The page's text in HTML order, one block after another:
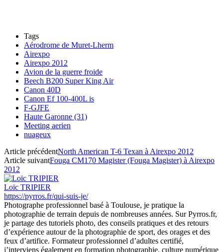
Tags
Aérodrome de Muret-Lherm
Airexpo
Airexpo 2012
Avion de la guerre froide
Beech B200 Super King Air
Canon 40D
Canon Ef 100-400L is
F-GJFE
Haute Garonne (31)
Meeting aerien
nuageux
Article précédentNorth American T-6 Texan à Airexpo 2012
Article suivantFouga CM170 Magister (Fouga Magister) à Airexpo
2012
Loïc TRIPIER
https://pyrros.fr/qui-suis-je/
Photographe professionnel basé à Toulouse, je pratique la
photographie de terrain depuis de nombreuses années. Sur Pyrros.fr,
je partage des tutoriels photo, des conseils pratiques et des retours
d’expérience autour de la photographie de sport, des orages et des
feux d’artifice. Formateur professionnel d’adultes certifié,
j’interviens également en formation photographie, culture numérique